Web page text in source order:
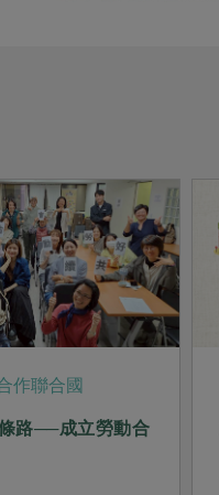
作聯合國
路──成立勞動合